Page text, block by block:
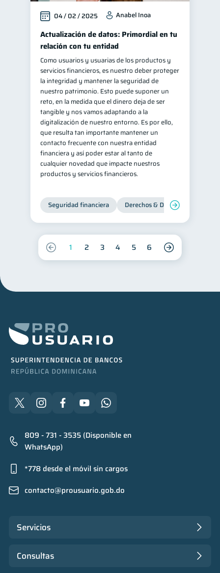
04 / 02 / 2025 Anabel Inoa
Actualización de datos: Primordial en tu
relación con tu entidad
Como usuarios y usuarias de los productos y
servicios financieros, es nuestro deber proteger
la integridad y mantener la seguridad de
nuestro patrimonio. Esto puede suponer un
reto, en la medida que el dinero deja de ser
tangible y nos vamos adaptando a la
digitalización de nuestro entorno. Es por ello,
que resulta tan importante mantener un
contacto frecuente con nuestra entidad
financiera y así poder estar al tanto de
cualquier novedad que impacte nuestros
productos y servicios financieros.
Seguridad financiera Derechos & Deberes
1 2 3 4 5 6
809 - 731 - 3535 (Disponible en
WhatsApp)
*778 desde el móvil sin cargos
contacto@prousuario.gob.do
Servicios
Consultas